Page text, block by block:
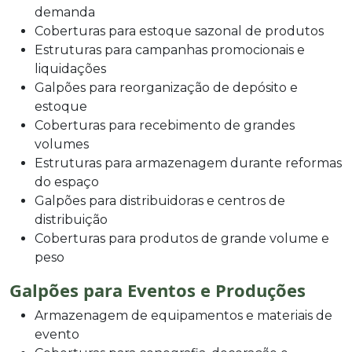
demanda
Coberturas para estoque sazonal de produtos
Estruturas para campanhas promocionais e
liquidações
Galpões para reorganização de depósito e
estoque
Coberturas para recebimento de grandes
volumes
Estruturas para armazenagem durante reformas
do espaço
Galpões para distribuidoras e centros de
distribuição
Coberturas para produtos de grande volume e
peso
Galpões para Eventos e Produções
Armazenagem de equipamentos e materiais de
evento